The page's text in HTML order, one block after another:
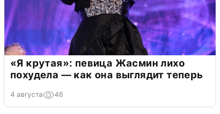
«Я крутая»: певица Жасмин лихо
похудела — как она выглядит теперь
4 августа 46